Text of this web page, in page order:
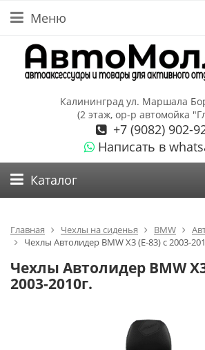
Меню
Калининград ул. Маршала
(2 этаж, ор-р автомойка
+7 (9082) 902-
Написать в
Каталог
Главная Чехлы на сиденья BMW
Чехлы Автолидер BMW X3 (E-83) с 2003-
Чехлы Автолидер BMW
2003-2010г.